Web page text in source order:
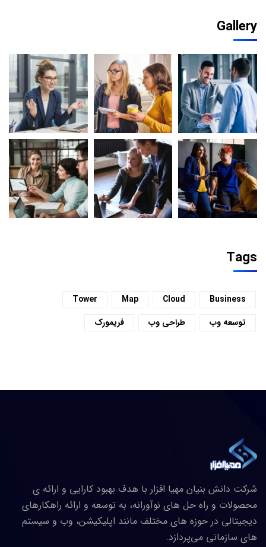
Gallery
Tags
Business
Cloud
Map
Tower
توسعه وب
طراحی وب فریمورک
شرکت دانش بنیان مهیا افزار با هدف بهبود کارایی و ارائه ی
محصولات و راه حل های نوآورانه، به توسعه و ارائه راهکارهای
دیجیتالی در حوزه های مختلف مانند اپلیکیشن، وب و سیستم
های سازمانی می‌پردازد.